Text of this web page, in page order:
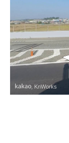
공
, KnWorks